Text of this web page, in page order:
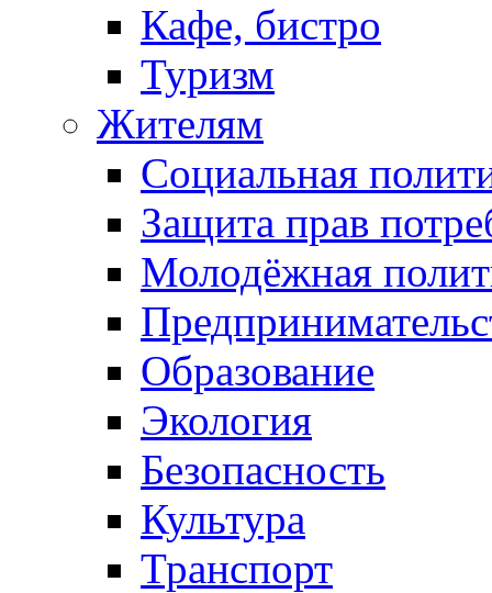
Кафе, бистро
Туризм
Жителям
Социальная
Защита прав
Молодёжная
Образование
Экология
Безопасность
Культура
Транспорт